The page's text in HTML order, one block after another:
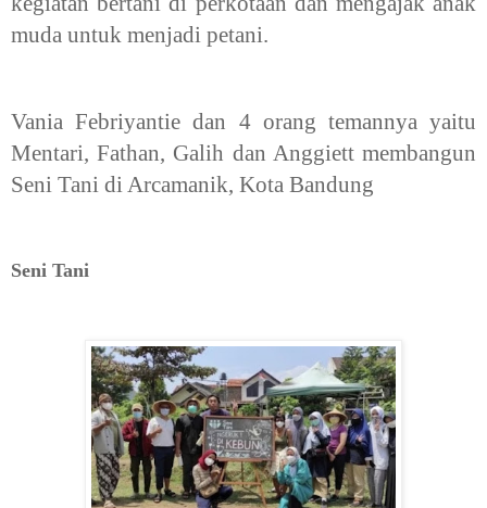
muda untuk menjadi petani.
Vania Febriyantie dan 4 orang temannya yaitu
Mentari, Fathan, Galih dan Anggiett membangun
Seni Tani di Arcamanik, Kota Bandung
Seni Tani